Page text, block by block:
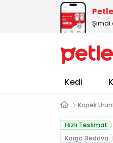
Şimdi
Kedi
Köpek
Hızlı Teslimat
Kargo Bedava